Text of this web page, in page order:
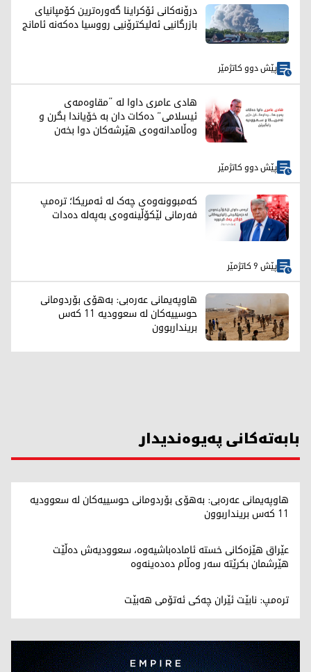
درۆنەکانی ئۆکراینا گەورەترین کۆمپانیای
بازرگانیی ئەلیکترۆنیی رووسیا دەکەنە ئامانج
پێش دوو کاتژمێر
هادی عامری داوا لە “مقاوەمەی
ئیسلامی” دەکات دان بە خۆیاندا بگرن و
وەڵامدانەوەی هێرشەکان دوا بخەن
پێش دوو کاتژمێر
کەمبوونەوەی چەک لە ئەمریکا؛ ترەمپ
فەرمانی لێکۆڵینەوەی بەپەلە دەدات
پێش 9 کاتژمێر
هاوپەیمانی عەرەبی: بەهۆی بۆردومانی
حوسییەکان لە سعوودیە 11 کەس
برینداربوون
بابەتەکانی پەیوەندیدار
هاوپەیمانی عەرەبی: بەهۆی بۆردومانی حوسییەکان لە سعوودیە
11 کەس برینداربوون
عێراق هێزەکانی خستە ئامادەباشیەوە، سعوودیەش دەڵێت
هێرشمان بکرێتە سەر وەڵام دەدەینەوە
ترەمپ: نابێت ئێران چەکی ئەتۆمی هەبێت